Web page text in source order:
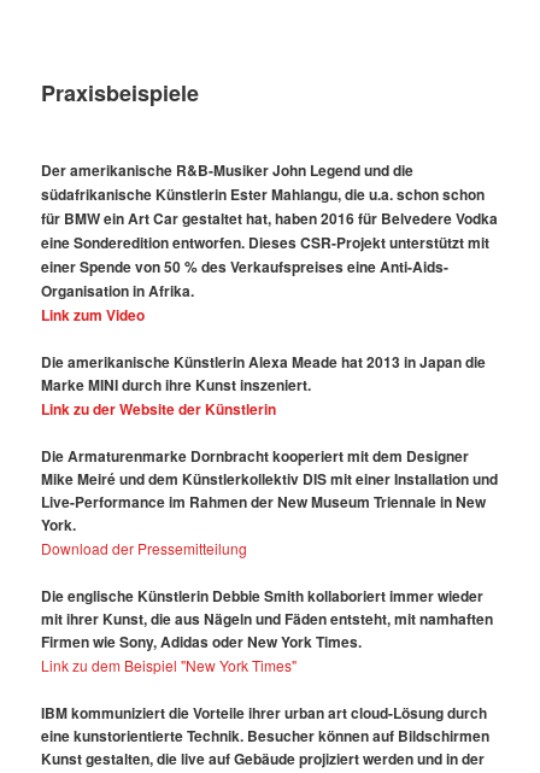
Praxisbeispiele
Der amerikanische R&B-Musiker John Legend und die
südafrikanische Künstlerin Ester Mahlangu, die u.a. schon schon
für BMW ein Art Car gestaltet hat, haben 2016 für Belvedere Vodka
eine Sonderedition entworfen. Dieses CSR-Projekt unterstützt mit
einer Spende von 50 % des Verkaufspreises eine Anti-Aids-
Organisation in Afrika.
Link zum Video
Die amerikanische Künstlerin Alexa Meade hat 2013 in Japan die
Marke MINI durch ihre Kunst inszeniert.
Link zu der Website der Künstlerin
Die Armaturenmarke Dornbracht kooperiert mit dem Designer
Mike Meiré und dem Künstlerkollektiv DIS mit einer Installation und
Live-Performance im Rahmen der New Museum Triennale in New
York.
Download der Pressemitteilung
Die englische Künstlerin Debbie Smith kollaboriert immer wieder
mit ihrer Kunst, die aus Nägeln und Fäden entsteht, mit namhaften
Firmen wie Sony, Adidas oder New York Times.
Link zu dem Beispiel "New York Times"
IBM kommuniziert die Vorteile ihrer urban art cloud-Lösung durch
eine kunstorientierte Technik. Besucher können auf Bildschirmen
Kunst gestalten, die live auf Gebäude projiziert werden und in der